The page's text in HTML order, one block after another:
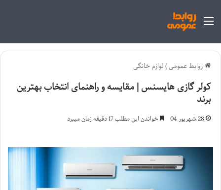
منو
روابط عمومی)لوازم خانگی
کولر گازی هایسنس | مقایسه و راهنمای انتخاب بهترین
برند
28 شهریور 04 خواندن این مطلب 17 دقیقه زمان میبرد